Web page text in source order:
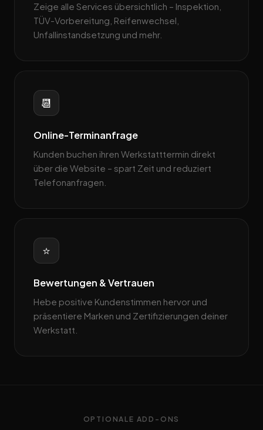
Zeige alle Services übersichtlich – Inspektion,
TÜV-Vorbereitung, Reifenwechsel,
Unfallinstandsetzung und mehr.
📆
Online-Terminanfrage
Kunden buchen ihren Werkstatttermin direkt
über die Website – spart Zeit und reduziert
Telefonanfragen.
⭐
Bewertungen & Vertrauen
Hebe positive Kundenstimmen hervor und
präsentiere Marken und Zertifizierungen deiner
Werkstatt.
OPTIONALE ADD-ONS